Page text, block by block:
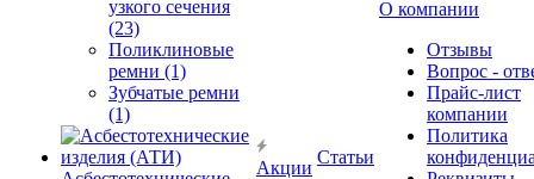
узкого сечения
(23)
Поликлиновые
ремни (1)
Зубчатые ремни
(1)
Акции
Статьи
О компании
Отзывы
Вопрос -
Прайс-лист
компании
Политика